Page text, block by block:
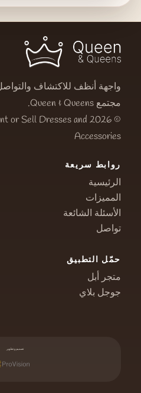
واجهة أنظف للاكتشاف
مجتمع Queen & Queens.
Rent or Sell Dresses and
Accessories
روابط سريعة
الرئيسية
المميزات
الأسئلة الشائعة
تواصل
حمّل التطبيق
متجر أبل
جوجل بلاي
تصميم و تطوير